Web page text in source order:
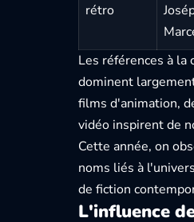
rétro
Les références à la
dominent
films d'animation,
vidéo inspirent de
Cette année, on
noms liés à
de fiction
L'influence